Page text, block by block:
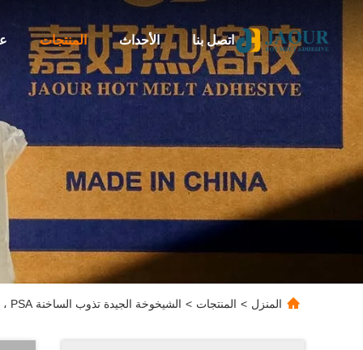
المنتجات الأحداث اتصل بنا
المنزل > المنتجات > الشيخوخة الجيدة تذوب الساخنة PSA ، غراء البناء وبناء الغراء